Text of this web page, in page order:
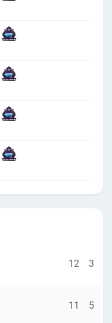
12 3
11 5